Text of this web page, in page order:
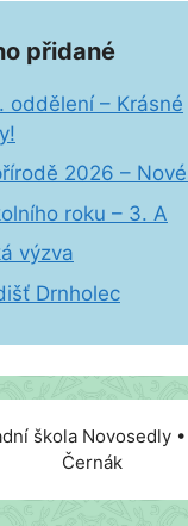
přidané
oddělení – Krásné
2026 –
roku – 3. A
výzva
Drnholec
škola Novosedly
Černák